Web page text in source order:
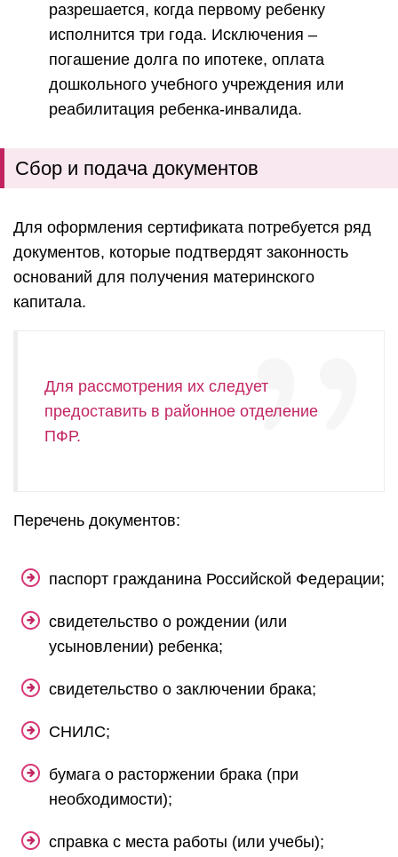
разрешается, когда первому ребенку
исполнится три года. Исключения –
погашение долга по ипотеке, оплата
дошкольного учебного учреждения или
реабилитация ребенка-инвалида.
Сбор и подача документов
Для оформления сертификата потребуется ряд
документов, которые подтвердят законность
оснований для получения материнского
капитала.
Для рассмотрения их следует
предоставить в районное отделение
ПФР.
Перечень документов:
паспорт гражданина Российской Федерации;
свидетельство о рождении (или
усыновлении) ребенка;
свидетельство о заключении брака;
СНИЛС;
бумага о расторжении брака (при
необходимости);
справка с места работы (или учебы);